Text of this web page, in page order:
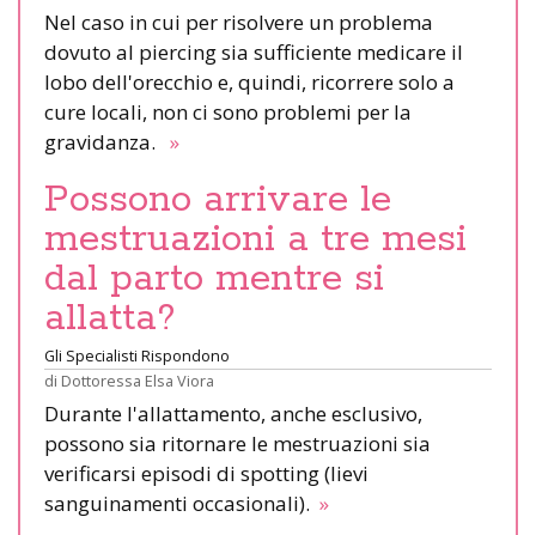
Nel caso in cui per risolvere un problema
dovuto al piercing sia sufficiente medicare il
lobo dell'orecchio e, quindi, ricorrere solo a
cure locali, non ci sono problemi per la
gravidanza. »
Possono arrivare le
mestruazioni a tre mesi
dal parto mentre si
allatta?
Gli Specialisti Rispondono
di Dottoressa Elsa Viora
Durante l'allattamento, anche esclusivo,
possono sia ritornare le mestruazioni sia
verificarsi episodi di spotting (lievi
sanguinamenti occasionali). »